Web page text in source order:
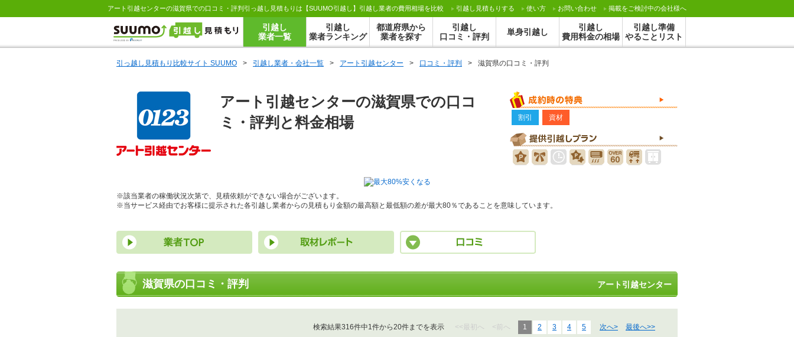
アート引越センターの滋賀県での口コミ・評判引っ越し見積もりは【SUUMO引越し】引越し業者の費用相場を比較 引越し見積もりする 使い方 お問い合わせ 掲載をご検討中の会社様へ
引越し
業者一覧
引越し
業者ランキング
都道府県から
業者を探す
引越し
口コミ・評判
単身引越し
引越し
費用料金の相場
引越し準備
やることリスト
引っ越し見積もり比較サイト SUUMO > 引越し業者・会社一覧 > アート引越センター > 口コミ・評判 > 滋賀県の口コミ・評判
アート引越センターの滋賀県での口コ
ミ・評判と料金相場
割引 資材
※該当業者の稼働状況次第で、見積依頼ができない場合がございます。
※当サービス経由でお客様に提示された各引越し業者からの見積もり金額の最高額と最低額の差が最大80％であることを意味しています。
滋賀県の口コミ・評判 アート引越センター
検索結果316件中1件から20件までを表示 <<最初へ <前へ 1 2 3 4 5 次へ> 最後へ>>